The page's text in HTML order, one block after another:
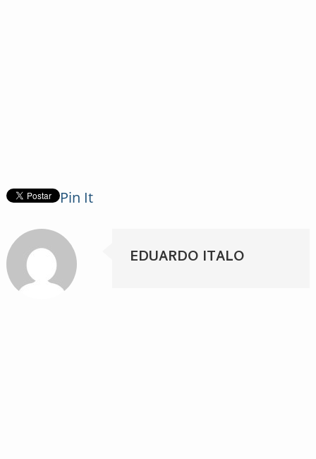
Pin It
EDUARDO ITALO